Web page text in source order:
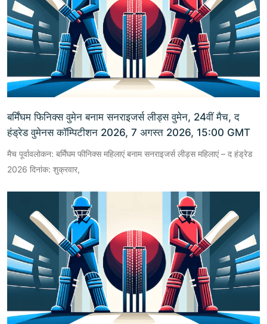
बर्मिंघम फिनिक्स वुमेन बनाम सनराइजर्स लीड्स वुमेन, 24वीं मैच, द
हंड्रेड वुमेनस कॉम्पिटीशन 2026, 7 अगस्त 2026, 15:00 GMT
मैच पूर्वावलोकन: बर्मिंघम फीनिक्स महिलाएं बनाम सनराइजर्स लीड्स महिलाएं – द हंड्रेड
2026 दिनांक: शुक्रवार,